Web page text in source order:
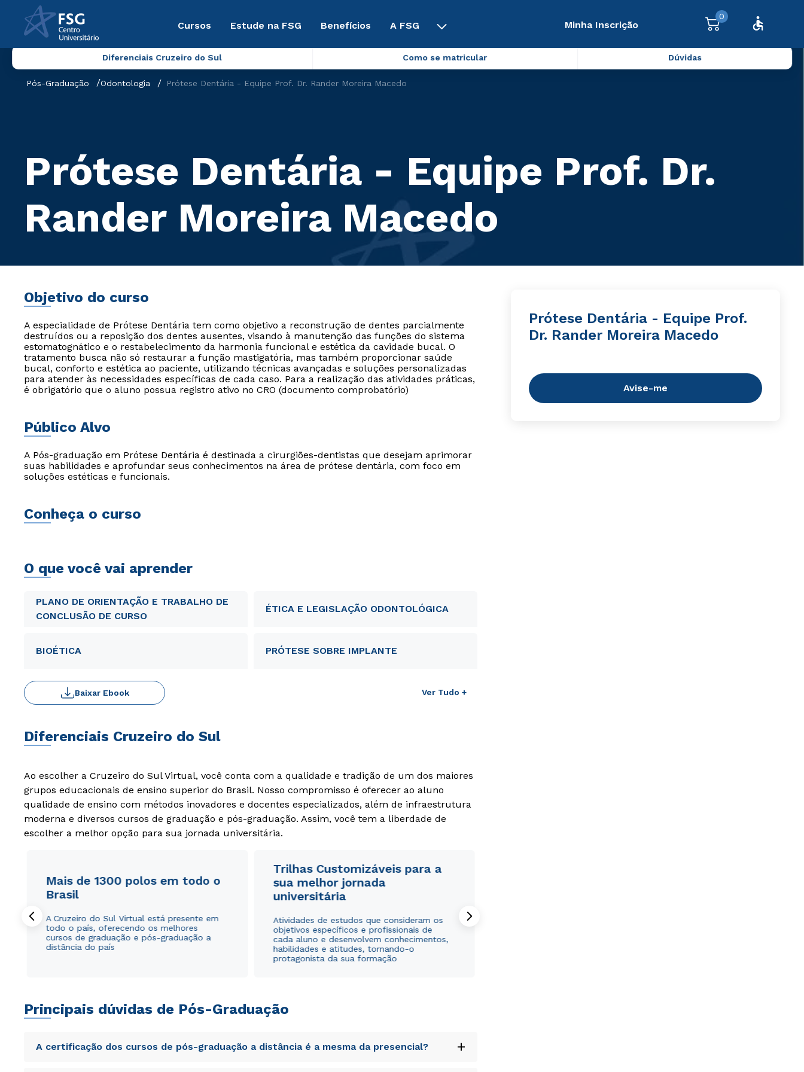
Cursos Estude na FSG Benefícios A FSG Minha Inscrição
0
Diferenciais Cruzeiro do Sul Como se matricular Dúvidas
Pós-Graduação Odontologia Prótese Dentária - Equipe Prof. Dr. Rander Moreira Macedo
Prótese Dentária - Equipe Prof. Dr.
Rander Moreira Macedo
Objetivo do curso
A especialidade de Prótese Dentária tem como objetivo a reconstrução de dentes parcialmente
destruídos ou a reposição dos dentes ausentes, visando à manutenção das funções do sistema
estomatognático e o restabelecimento da harmonia funcional e estética da cavidade bucal. O
tratamento busca não só restaurar a função mastigatória, mas também proporcionar saúde
bucal, conforto e estética ao paciente, utilizando técnicas avançadas e soluções personalizadas
para atender às necessidades específicas de cada caso. Para a realização das atividades práticas,
é obrigatório que o aluno possua registro ativo no CRO (documento comprobatório)
Público Alvo
A Pós-graduação em Prótese Dentária é destinada a cirurgiões-dentistas que desejam aprimorar
suas habilidades e aprofundar seus conhecimentos na área de prótese dentária, com foco em
soluções estéticas e funcionais.
Conheça o curso
O que você vai aprender
PLANO DE ORIENTAÇÃO E TRABALHO DE
CONCLUSÃO DE CURSO
ÉTICA E LEGISLAÇÃO ODONTOLÓGICA
BIOÉTICA PRÓTESE SOBRE IMPLANTE
Ver Tudo +
Baixar Ebook
Diferenciais Cruzeiro do Sul
Ao escolher a Cruzeiro do Sul Virtual, você conta com a qualidade e tradição de um dos maiores
grupos educacionais de ensino superior do Brasil. Nosso compromisso é oferecer ao aluno
qualidade de ensino com métodos inovadores e docentes especializados, além de infraestrutura
moderna e diversos cursos de graduação e pós-graduação. Assim, você tem a liberdade de
escolher a melhor opção para sua jornada universitária.
Mais de 1300 polos em todo o
Brasil
A Cruzeiro do Sul Virtual está presente em
todo o país, oferecendo os melhores
cursos de graduação e pós-graduação a
distância do país
Trilhas Customizáveis para a
sua melhor jornada
universitária
Atividades de estudos que consideram os
objetivos específicos e profissionais de
cada aluno e desenvolvem conhecimentos,
habilidades e atitudes, tornando-o
protagonista da sua formação
Principais dúvidas de Pós-Graduação
A certificação dos cursos de pós-graduação a distância é a mesma da presencial? +
Prótese Dentária - Equipe Prof.
Dr. Rander Moreira Macedo
Avise-me